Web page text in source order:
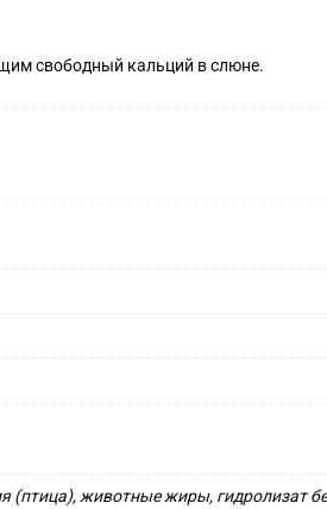
свободный кальций в слюне.
(птица), животные жиры, гидролизат